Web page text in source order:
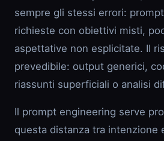
sempre gli stessi errori:
richieste con obiettivi misti,
aspettative non esplicitate. Il
prevedibile: output generici,
riassunti superficiali o analisi
Il prompt engineering serve
questa distanza tra intenzione